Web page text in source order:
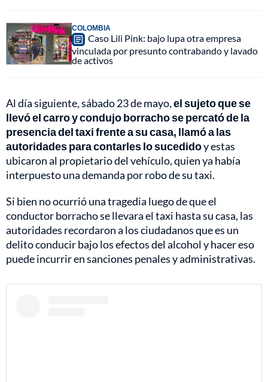
COLOMBIA
Caso Lili Pink: bajo lupa otra empresa
vinculada por presunto contrabando y lavado
de activos
Al día siguiente, sábado 23 de mayo,el sujeto que se
llevó el carro y condujo borracho se percató de la
presencia del taxi frente a su casa, llamó a las
autoridadespara contarles lo sucedidoy estas
ubicaron al propietario del vehículo, quien ya había
interpuesto una demanda por robo de su taxi.
Si bien no ocurrió una tragedia luego de que el
conductor borracho se llevara el taxi hasta su casa, las
autoridades recordaron a los ciudadanos que es un
delito conducir bajo los efectos del alcohol y hacer eso
puede incurrir en sanciones penales y administrativas.